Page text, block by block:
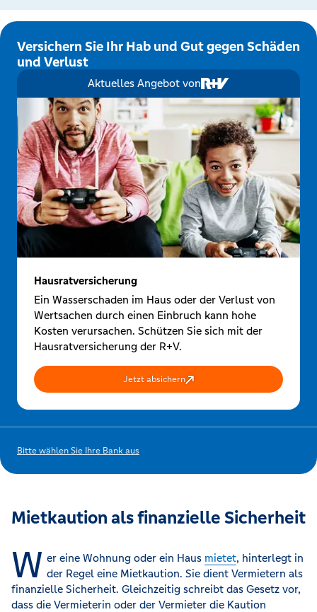
Versichern Sie Ihr Hab und Gut gegen Schäden
und Verlust
Aktuelles Angebot von
Hausratversicherung
Ein Wasserschaden im Haus oder der Verlust von
Wertsachen durch einen Einbruch kann hohe
Kosten verursachen. Schützen Sie sich mit der
Hausratversicherung der R+V.
Jetzt absichern
Bitte wählen Sie Ihre Bank aus
Mietkaution als finanzielle Sicherheit
W er eine Wohnung oder ein Haus mietet, hinterlegt in
der Regel eine Mietkaution. Sie dient Vermietern als
finanzielle Sicherheit. Gleichzeitig schreibt das Gesetz vor,
dass die Vermieterin oder der Vermieter die Kaution